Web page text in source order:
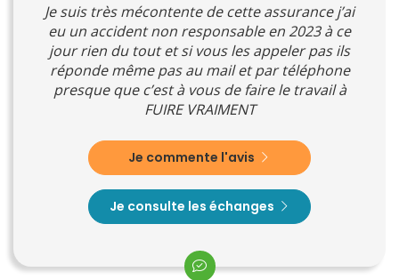
Je suis très mécontente de cette assurance j’ai
eu un accident non responsable en 2023 à ce
jour rien du tout et si vous les appeler pas ils
réponde même pas au mail et par téléphone
presque que c’est à vous de faire le travail à
FUIRE VRAIMENT
Je commente l'avis
Je consulte les échanges